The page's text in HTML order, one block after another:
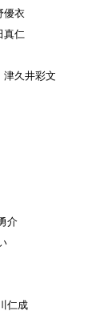
衣
仁
久井彩文
介
仁成